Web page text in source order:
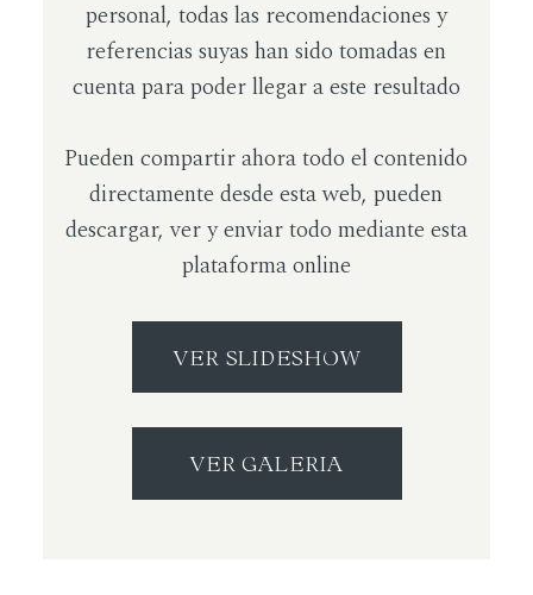
personal, todas las recomendaciones y
referencias suyas han sido tomadas en
cuenta para poder llegar a este resultado
Pueden compartir ahora todo el contenido
directamente desde esta web, pueden
descargar, ver y enviar todo mediante esta
plataforma online
VER SLIDESHOW
VER GALERIA